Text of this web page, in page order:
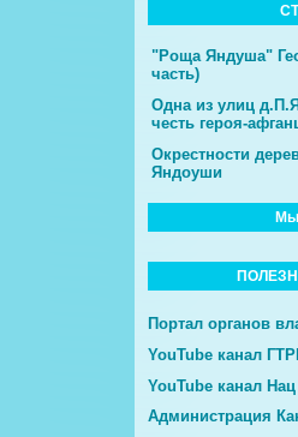
"Роща Яндуша"
часть)
Одна из улиц
честь героя-
Окрестности
Яндоуши
Мы
Портал органов
YouTube канал
YouTube канал
Администрация